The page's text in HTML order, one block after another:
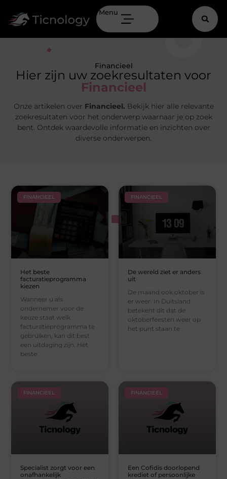
Menu
Financieel
Hier zijn uw zoekresultaten voor
Financieel
Onze artikelen over Financieel. Bekijk hier alle relevante
zoekresultaten voor het onderwerp waarnaar je op zoek
bent. Ontdek waardevolle informatie en inzichten over
diverse onderwerpen.
FINANCIEEL
Het beste
facturatieprogramma
kiezen
Wanneer u als
ondernemer voor de
keuze staat welk
facturatieprogramma te
gebruiken, kan dit best
een uitdaging zijn. Het
beste
FINANCIEEL
De wereld ziet er anders
uit
De maand ook oktober is
er weer. In Duitsland
betekent dit dat de
oktoberfeesten weer op
het punt staan te
FINANCIEEL
Specialist zorgt voor een
onafhankelijk
FINANCIEEL
Een Cofidis doorlopend
krediet of persoonlijke